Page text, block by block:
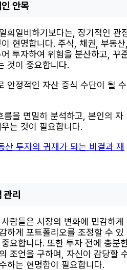
안목
희일비하기보다는, 장기적인 관
현명합니다. 주식, 채권, 부동
투자하여 위험을 분산하고, 꾸
것이 중요합니다.
안정적인 자산 증식 수단이 될 수
을 면밀히 분석하고, 본인의 자
는 것이 필요합니다.
산 투자의 귀재가 되는 비결과 재
리
람들은 시장의 변화에 민감하게
하게 포트폴리오를 조정할 수 있
요합니다. 또한 투자 전에 충분
조언을 구하며, 자신이 감당할
하는 현명함이 필요합니다.